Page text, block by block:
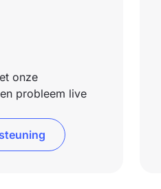
onze
probleem live